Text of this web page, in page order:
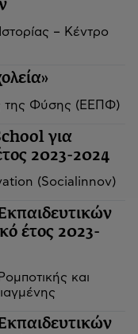
– Κέντρο
της Φύσης (ΕΕΠΦ)
για
2023-2024
(Socialinnov)
έτος 2023-
και